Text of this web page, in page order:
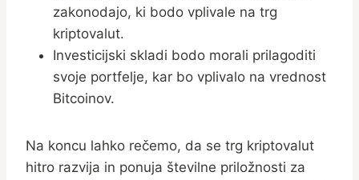
zakonodajo, ki bodo vplivale na trg
kriptovalut.
Investicijski skladi bodo morali prilagoditi
svoje portfelje, kar bo vplivalo na vrednost
Bitcoinov.
Na koncu lahko rečemo, da se trg kriptovalut
hitro razvija in ponuja številne priložnosti za